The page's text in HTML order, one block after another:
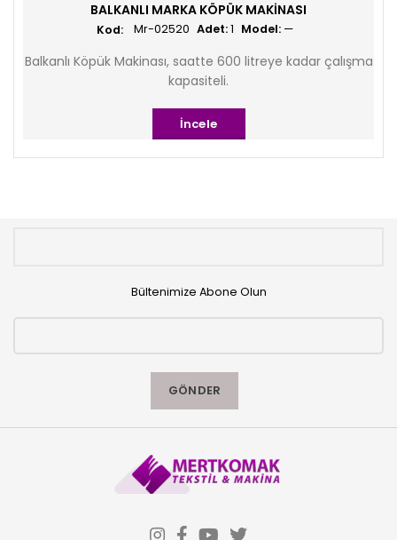
BALKANLI MARKA KÖPÜK MAKINASI
Adet:1 Model: —
Mr-02520
Balkanlı Köpük Makinası, saatte 600 litreye kadar çalışma
kapasiteli.
İncele
Bültenimize Abone Olun